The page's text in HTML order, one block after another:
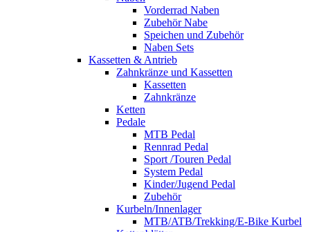
Vorderrad Naben
Zubehör Nabe
Speichen und Zubehör
Naben Sets
Kassetten & Antrieb
Zahnkränze und Kassetten
Kassetten
Zahnkränze
Ketten
Pedale
MTB Pedal
Rennrad Pedal
Sport /Touren Pedal
System Pedal
Kinder/Jugend Pedal
Zubehör
Kurbeln/Innenlager
MTB/ATB/Trekking/E-Bike Kurbel